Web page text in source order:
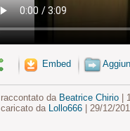
Embed
raccontato da Beatrice Chirio|
caricato da Lollo666| 29/12/